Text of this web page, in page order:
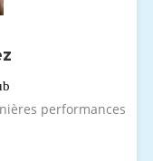
performances